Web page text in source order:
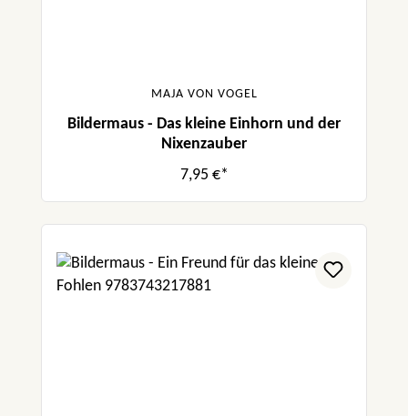
MAJA VON VOGEL
Bildermaus - Das kleine Einhorn und der
Nixenzauber
7,95 €*